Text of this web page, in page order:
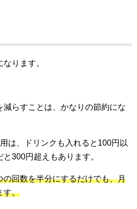
ります。
らすことは、かなりの節約にな
は、ドリンクも入れると100円以
と300円超えもあります。
の回数を半分にするだけでも、月
す。